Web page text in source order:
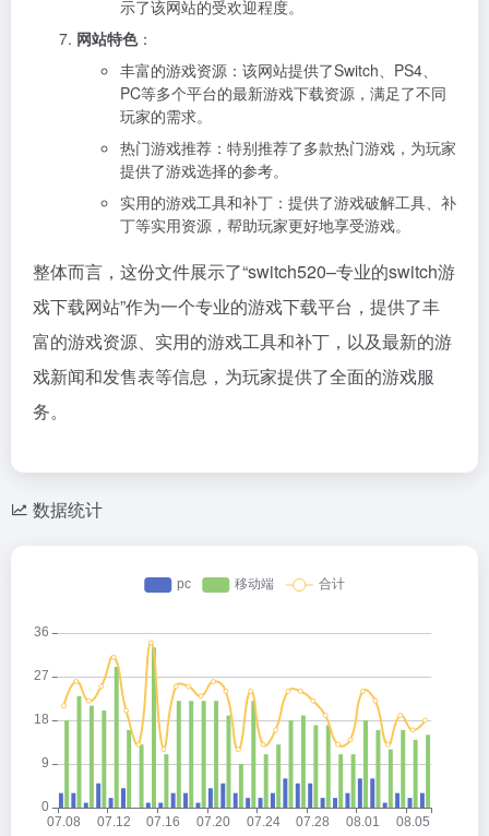
示了该网站的受欢迎程度。
网站特色：
丰富的游戏资源：该网站提供了Switch、PS4、
PC等多个平台的最新游戏下载资源，满足了不同
玩家的需求。
热门游戏推荐：特别推荐了多款热门游戏，为玩家
提供了游戏选择的参考。
实用的游戏工具和补丁：提供了游戏破解工具、补
丁等实用资源，帮助玩家更好地享受游戏。
整体而言，这份文件展示了“switch520–专业的switch游
戏下载网站”作为一个专业的游戏下载平台，提供了丰
富的游戏资源、实用的游戏工具和补丁，以及最新的游
戏新闻和发售表等信息，为玩家提供了全面的游戏服
务。
数据统计